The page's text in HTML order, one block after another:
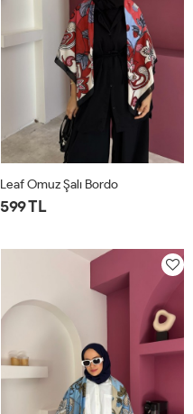
Leaf Omuz Şalı Bordo
599 TL